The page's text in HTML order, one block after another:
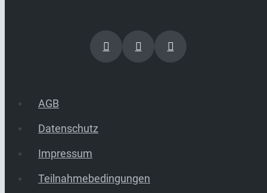
AGB
Datenschutz
Impressum
Teilnahmebedingungen